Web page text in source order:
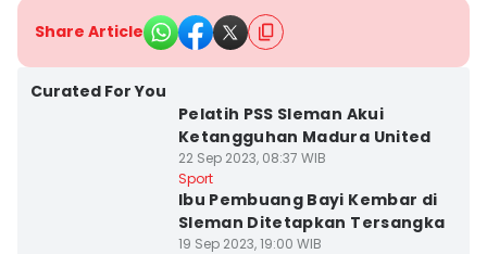
Share Article
Curated For You
Pelatih PSS Sleman Akui
Ketangguhan Madura United
22 Sep 2023, 08:37 WIB
Sport
Ibu Pembuang Bayi Kembar di
Sleman Ditetapkan Tersangka
19 Sep 2023, 19:00 WIB